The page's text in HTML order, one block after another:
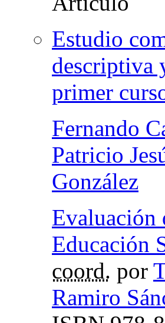
Estudio
descriptiva
primer
Fernando
Patricio
González
Evaluación
Educación
coord. por
Ramiro